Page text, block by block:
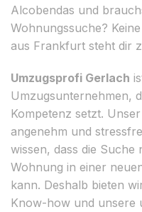
Alcobendas und
Wohnungssuche?
aus Frankfurt steht dir
Umzugsprofi Gerlach
Umzugsunternehmen,
Kompetenz setzt.
angenehm und
wissen, dass die Suche
Wohnung in einer
kann. Deshalb bieten
Know-how und unsere